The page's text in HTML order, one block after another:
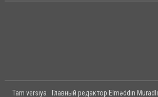
Tam versiya Главный редактор Elməddin Muradlı